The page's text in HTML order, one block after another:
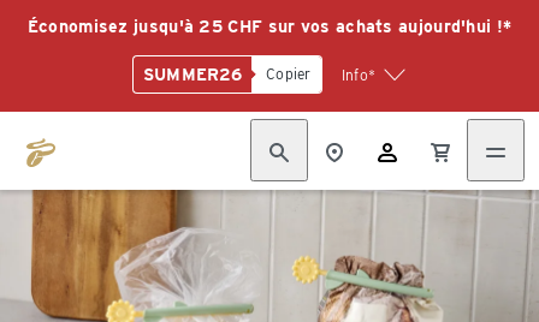
Économisez jusqu'à 25 CHF sur vos achats aujourd'hui !*
SUMMER26 Copier Info*